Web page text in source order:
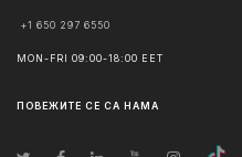
+1 650 297 6550
MON-FRI 09:00-18:00 EET
ПОВЕЖИТЕ СЕ СА НАМА